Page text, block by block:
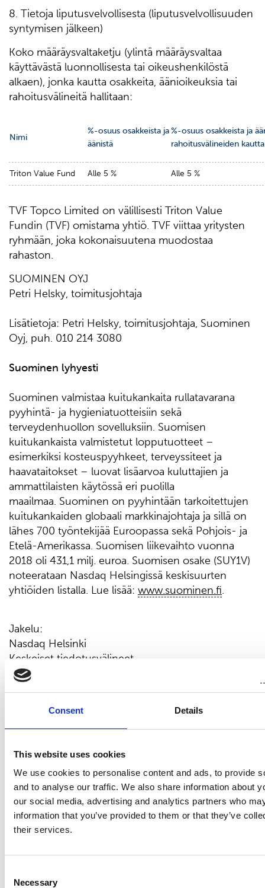
Consent Details
This website uses cookies
We use cookies to personalise content and ads, to provide
and to analyse our traffic. We also share information about
our social media, advertising and analytics partners who
information that you’ve provided to them or that they’ve
their services.
Selection
Necessary
8. Tietoja liputusvelvollisesta (liputusvelvollisuuden
syntymisen jälkeen)
Koko määräysvaltaketju (ylintä määräysvaltaa
käyttävästä luonnollisesta tai oikeushenkilöstä
alkaen), jonka kautta osakkeita, äänioikeuksia tai
rahoitusvälineitä hallitaan:
Nimi
%-osuus osakkeista ja
äänistä
%-osuus osakkeista ja
rahoitusvälineiden kautta
Triton Value Fund Alle 5 % Alle 5 %
TVF Topco Limited on välillisesti Triton Value
Fundin (TVF) omistama yhtiö. TVF viittaa yritysten
ryhmään, joka kokonaisuutena muodostaa
rahaston.
SUOMINEN OYJ
Petri Helsky, toimitusjohtaja
Lisätietoja: Petri Helsky, toimitusjohtaja, Suominen
Oyj, puh. 010 214 3080
Suominen lyhyesti
Suominen valmistaa kuitukankaita rullatavarana
pyyhintä- ja hygieniatuotteisiin sekä
terveydenhuollon sovelluksiin. Suomisen
kuitukankaista valmistetut lopputuotteet –
esimerkiksi kosteuspyyhkeet, terveyssiteet ja
haavataitokset – luovat lisäarvoa kuluttajien ja
ammattilaisten käytössä eri puolilla
maailmaa. Suominen on pyyhintään tarkoitettujen
kuitukankaiden globaali markkinajohtaja ja sillä on
lähes 700 työntekijää Euroopassa sekä Pohjois- ja
Etelä-Amerikassa. Suomisen liikevaihto vuonna
2018 oli 431,1 milj. euroa. Suomisen osake (SUY1V)
noteerataan Nasdaq Helsingissä keskisuurten
yhtiöiden listalla. Lue lisää: www.suominen.fi.
Jakelu:
Nasdaq Helsinki
Keskeiset tiedotusvälineet
www.suominen.fi
Viimeisimmät uutiset
PÖRSSITIEDOTE
7.8.2026
Suominen Oyj:n puolivuosikatsaus